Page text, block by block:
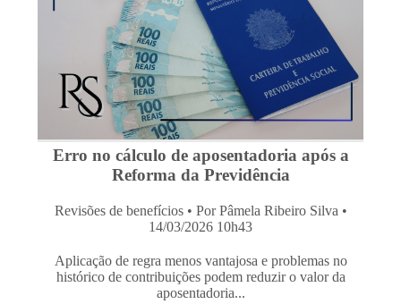
Erro no cálculo de aposentadoria após a
Reforma da Previdência
Revisões de benefícios • Por Pâmela Ribeiro Silva •
14/03/2026 10h43
Aplicação de regra menos vantajosa e problemas no
histórico de contribuições podem reduzir o valor da
aposentadoria...